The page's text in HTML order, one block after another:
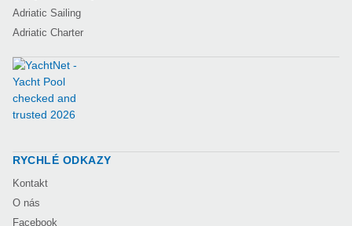
Adriatic Sailing
Adriatic Charter
RYCHLÉ ODKAZY
Kontakt
O nás
Facebook